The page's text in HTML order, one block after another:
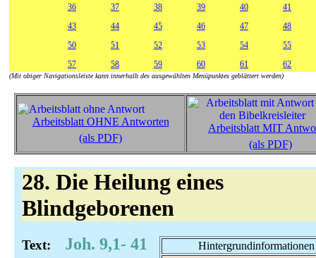
36
37 38 39 40
41
43
44 45 46 47
48
50
51 52 53 54
55
57
58 59 60 61 62
(Mit obiger Navigationsleiste kann innerhalb des ausgewählten Menüpunktes geblättert werden)
Arbeitsblatt OHNE Antworten
(als PDF)
Arbeitsblatt MIT
(als PDF)
28. Die Heilung eines
Blindgeborenen
Hintergrundinformationen
Text: Joh. 9,1- 41